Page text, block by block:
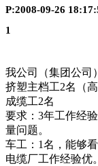
P:2008-09-26
1
我公司（集团公司
挤塑主档工2名（
成缆工2名
要求：3年工作经
量问题。
车工：1名，能够
电缆厂工作经验优